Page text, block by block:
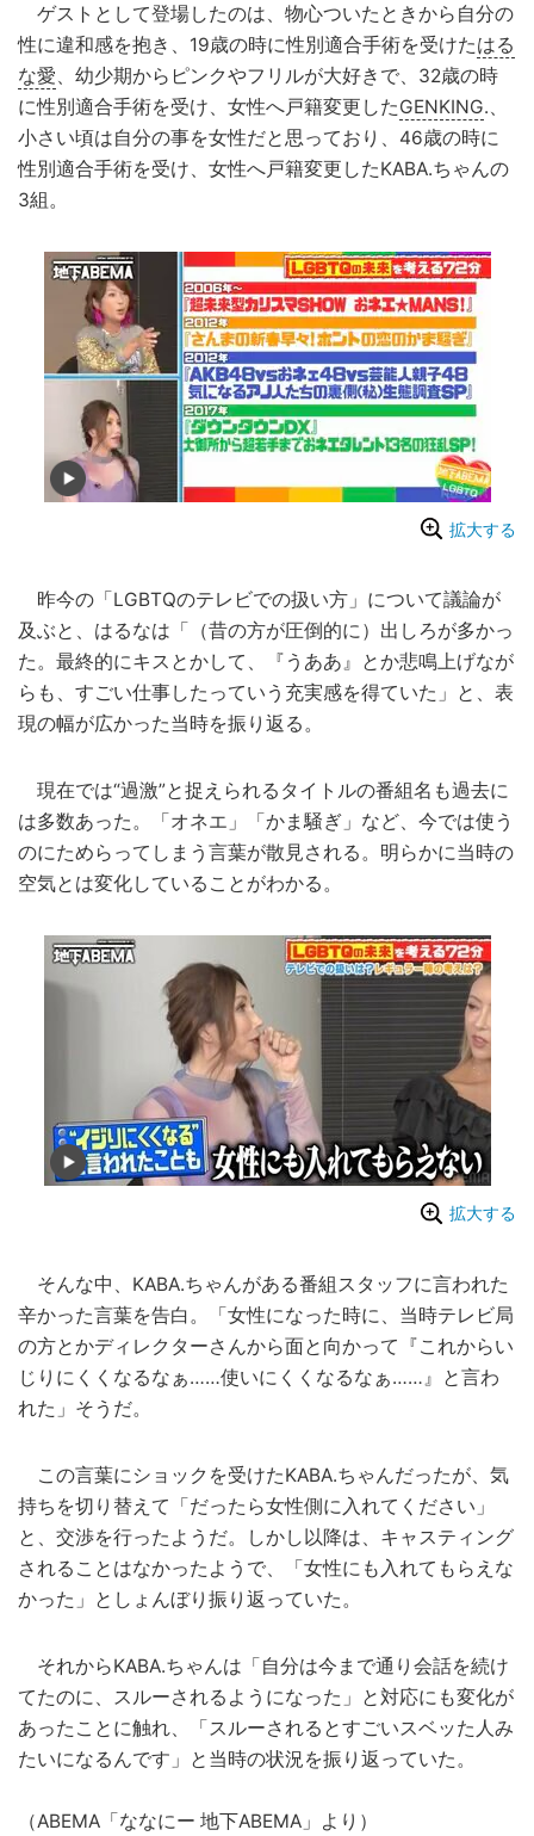
ゲストとして登場したのは、物心ついたときから自分の
性に違和感を抱き、19歳の時に性別適合手術を受けたはる
な愛 、幼少期からピンクやフリルが大好きで、32歳の時
に性別適合手術を受け、女性へ戸籍変更したGENKING.、
小さい頃は自分の事を女性だと思っており、46歳の時に
性別適合手術を受け、女性へ戸籍変更したKABA.ちゃんの
3組。
拡大する
昨今の「LGBTQのテレビでの扱い方」について議論が
及ぶと、はるなは「（昔の方が圧倒的に）出しろが多かっ
た。最終的にキスとかして、『うああ』とか悲鳴上げなが
らも、すごい仕事したっていう充実感を得ていた」と、表
現の幅が広かった当時を振り返る。
現在では“過激”と捉えられるタイトルの番組名も過去に
は多数あった。「オネエ」「かま騒ぎ」など、今では使う
のにためらってしまう言葉が散見される。明らかに当時の
空気とは変化していることがわかる。
拡大する
そんな中、KABA.ちゃんがある番組スタッフに言われた
辛かった言葉を告白。「女性になった時に、当時テレビ局
の方とかディレクターさんから面と向かって『これからい
じりにくくなるなぁ……使いにくくなるなぁ……』と言わ
れた」そうだ。
この言葉にショックを受けたKABA.ちゃんだったが、気
持ちを切り替えて「だったら女性側に入れてください」
と、交渉を行ったようだ。しかし以降は、キャスティング
されることはなかったようで、「女性にも入れてもらえな
かった」としょんぼり振り返っていた。
それからKABA.ちゃんは「自分は今まで通り会話を続け
てたのに、スルーされるようになった」と対応にも変化が
あったことに触れ、「スルーされるとすごいスベッた人み
たいになるんです」と当時の状況を振り返っていた。
（ABEMA「ななにー 地下ABEMA」より）